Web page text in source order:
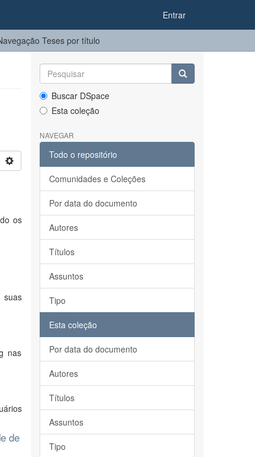
Entrar
Teses por título
os
suas
nas
de
Buscar DSpace
Esta coleção
NAVEGAR
Todo o repositório
Comunidades e Coleções
Por data do documento
Autores
Títulos
Assuntos
Tipo
Esta coleção
Por data do documento
Autores
Títulos
Assuntos
Tipo